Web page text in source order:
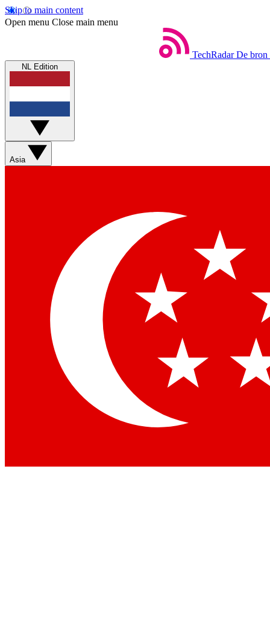
Skip to main content
Open menu Close main menu
TechRadar De bron
NL Edition
Asia